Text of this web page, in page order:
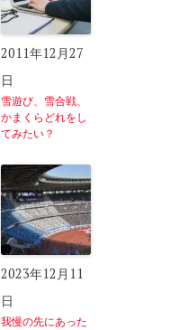
2011年12月27
日
雪遊び、雪合戦、
かまくらどれをし
てみたい？
2023年12月11
日
我慢の先にあった